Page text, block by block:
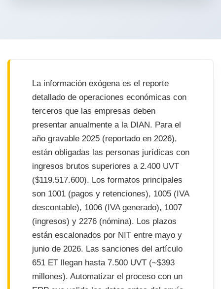
La información exógena es el reporte
detallado de operaciones económicas con
terceros que las empresas deben
presentar anualmente a la DIAN. Para el
año gravable 2025 (reportado en 2026),
están obligadas las personas jurídicas con
ingresos brutos superiores a 2.400 UVT
($119.517.600). Los formatos principales
son 1001 (pagos y retenciones), 1005 (IVA
descontable), 1006 (IVA generado), 1007
(ingresos) y 2276 (nómina). Los plazos
están escalonados por NIT entre mayo y
junio de 2026. Las sanciones del artículo
651 ET llegan hasta 7.500 UVT (~$393
millones). Automatizar el proceso con un